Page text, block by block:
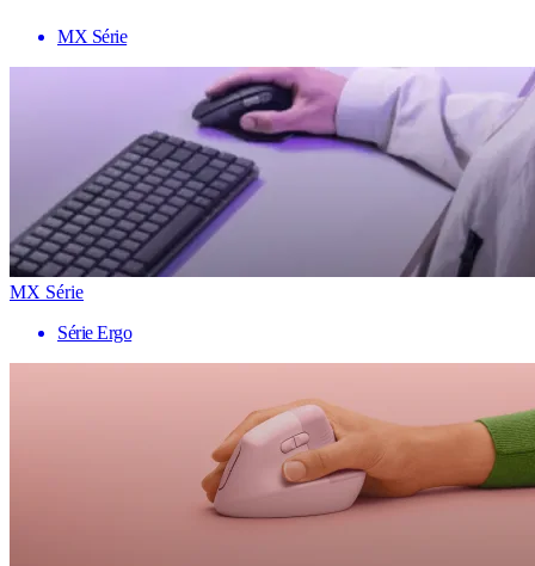
MX Série
MX Série
Série Ergo